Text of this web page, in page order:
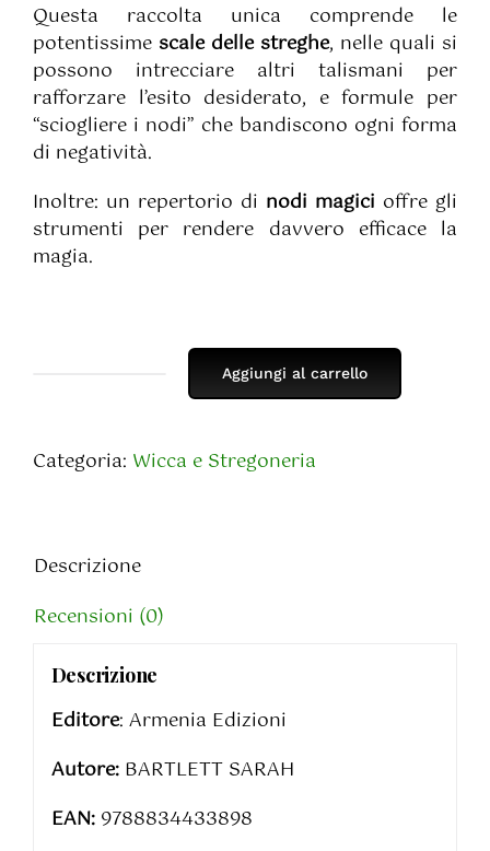
Questa raccolta unica comprende le
potentissime scale delle streghe, nelle quali si
possono intrecciare altri talismani per
rafforzare l’esito desiderato, e formule per
“sciogliere i nodi” che bandiscono ogni forma
di negatività.
Inoltre: un repertorio di nodi magici offre gli
strumenti per rendere davvero efficace la
magia.
Incantesimi
Nodi
Aggiungi al carrello
Categoria: Wicca e Stregoneria
Descrizione
Recensioni (0)
Descrizione
Editore: Armenia Edizioni
Autore:BARTLETT SARAH
EAN:9788834433898